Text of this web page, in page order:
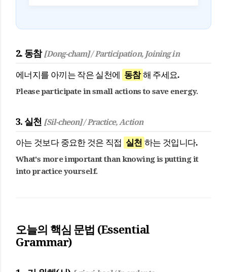
2. 동참[Dong-cham] / Participation, Joining in
에너지를 아끼는 작은 실천에 동참 해 주세요.
Please participate in small actions to save energy.
3. 실천 [Sil-cheon] / Practice, Action
아는 것보다 중요한 것은 직접 실천 하는 것입니다.
What's more important than knowing is putting it
into practice yourself.
오늘의 핵심 문법 (Essential
Grammar)